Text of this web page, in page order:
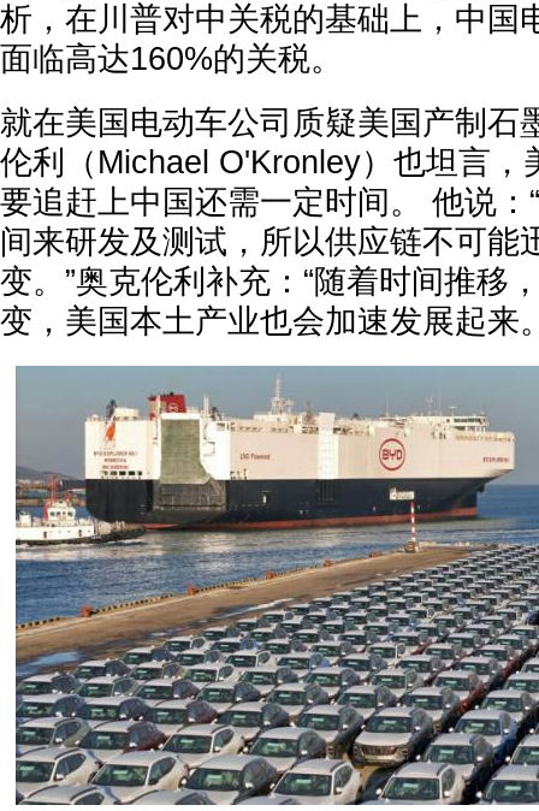
析，在川普对中关税的基础上，中国
面临高达160%的关税。
就在美国电动车公司质疑美国产制石
伦利（Michael O'Kronley）也坦言，
要追赶上中国还需一定时间。 他说：
间来研发及测试，所以供应链不可能
变。”奥克伦利补充：“随着时间推移
变，美国本土产业也会加速发展起来